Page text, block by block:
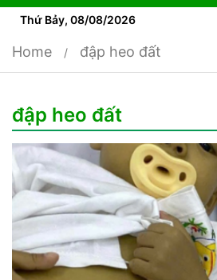
Thứ Bảy, 08/08/2026
Home đập heo đất
đập heo đất